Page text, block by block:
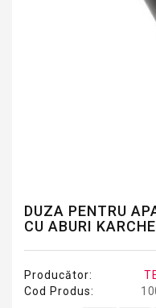
DUZA PENTRU
CU ABURI
Producător:
Cod Produs: